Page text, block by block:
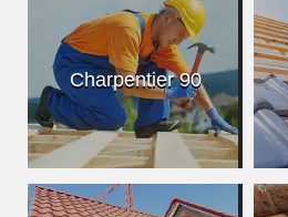
Charpentier 90